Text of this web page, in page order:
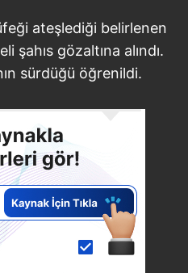
ateşlediği belirlenen
şahıs gözaltına alındı.
sürdüğü öğrenildi.